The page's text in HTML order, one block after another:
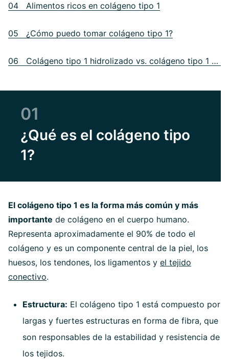
04 Alimentos ricos en colágeno tipo 1
05 ¿Cómo puedo tomar colágeno tipo 1?
06 Colágeno tipo 1 hidrolizado vs. colágeno tipo 1 convencional
01
¿Qué es el colágeno tipo
1?
El colágeno tipo 1 es la forma más común y más
importante de colágeno en el cuerpo humano.
Representa aproximadamente el 90% de todo el
colágeno y es un componente central de la piel, los
huesos, los tendones, los ligamentos y el tejido
conectivo.
Estructura: El colágeno tipo 1 está compuesto por
largas y fuertes estructuras en forma de fibra, que
son responsables de la estabilidad y resistencia de
los tejidos.